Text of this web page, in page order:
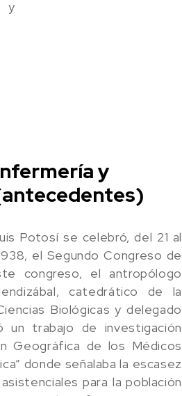
y
y
Potosí se celebró, del 21 al
el Segundo Congreso de
congreso, el antropólogo
catedrático de la
Biológicas y delegado
trabajo de investigación
Geográfica de los Médicos
donde señalaba la escasez
para la población